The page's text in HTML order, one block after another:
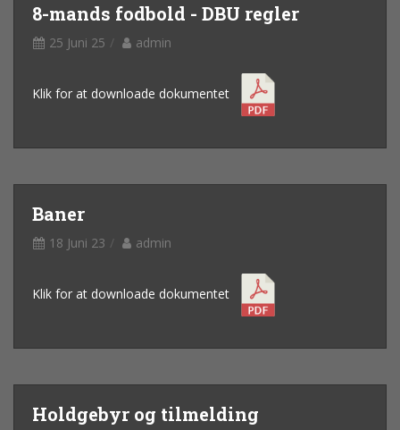
8-mands fodbold - DBU regler
25 Juni 25 admin
Klik for at downloade dokumentet
Baner
18 Juni 23 admin
Klik for at downloade dokumentet
Holdgebyr og tilmelding